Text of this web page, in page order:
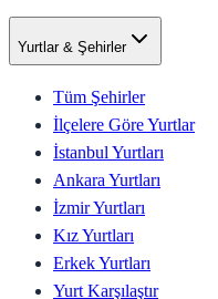
Yurtlar & Şehirler
Tüm Şehirler
İlçelere Göre Yurtlar
İstanbul Yurtları
Ankara Yurtları
İzmir Yurtları
Kız Yurtları
Erkek Yurtları
Yurt Karşılaştır